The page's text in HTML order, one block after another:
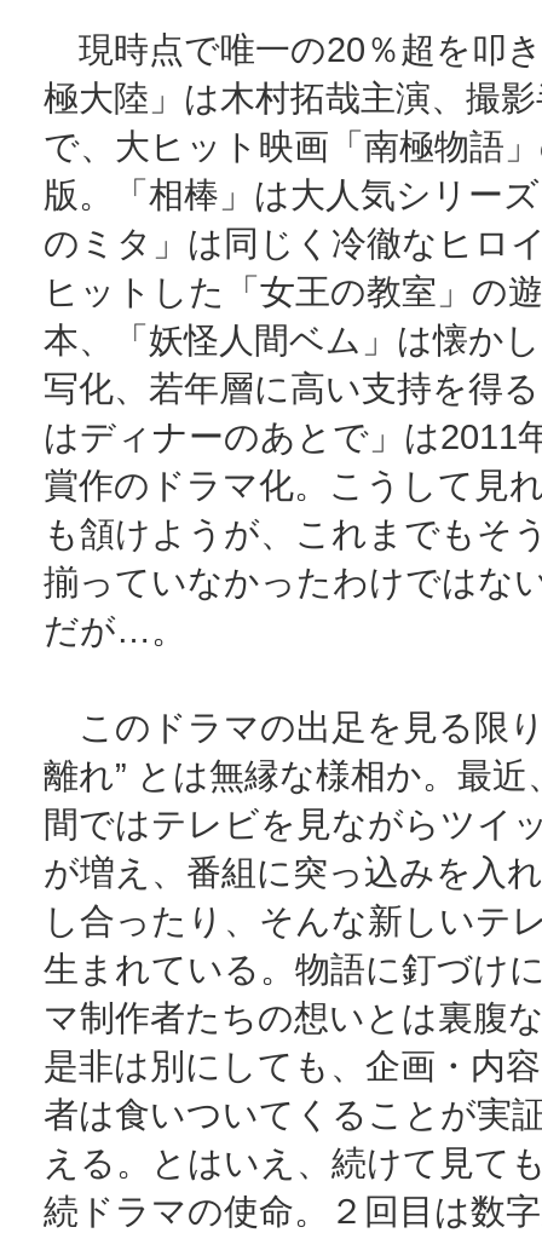
現時点で唯一の20％超を叩
極大陸」は木村拓哉主演、撮
で、大ヒット映画「南極物語
版。「相棒」は大人気シリー
のミタ」は同じく冷徹なヒロ
ヒットした「女王の教室」の
本、「妖怪人間ベム」は懐か
写化、若年層に高い支持を得
はディナーのあとで」は2011
賞作のドラマ化。こうして見
も頷けようが、これまでもそ
揃っていなかったわけではな
だが…。
このドラマの出足を見る限
離れ” とは無縁な様相か。最近
間ではテレビを見ながらツイ
が増え、番組に突っ込みを入
し合ったり、そんな新しいテ
生まれている。物語に釘づけ
マ制作者たちの想いとは裏腹
是非は別にしても、企画・内
者は食いついてくることが実
える。とはいえ、続けて見て
続ドラマの使命。２回目は数